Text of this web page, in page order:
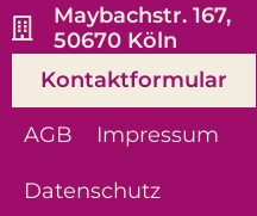
Maybachstr. 167,
50670 Köln
Kontaktformular
AGB Impressum
Datenschutz